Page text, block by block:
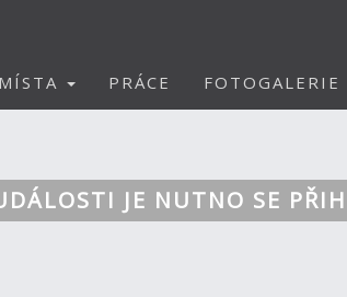
MÍSTA PRÁCE FOTOGALERIE
JE NUTNO SE